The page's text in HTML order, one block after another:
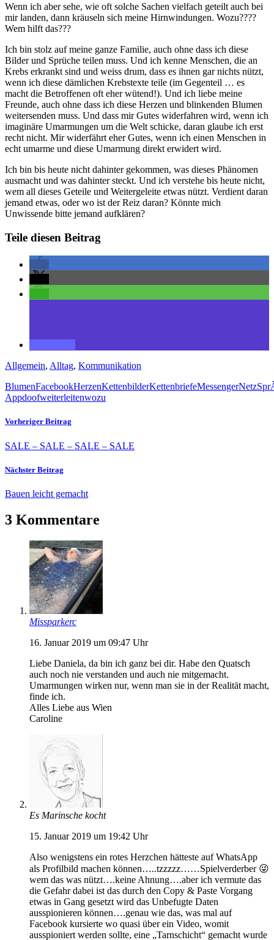
Wenn ich aber sehe, wie oft solche Sachen vielfach geteilt auch bei
mir landen, dann kräuseln sich meine Hirnwindungen. Wozu????
Wem hilft das???
Ich bin stolz auf meine ganze Familie, auch ohne dass ich diese
Bilder und Sprüche teilen muss. Und ich kenne Menschen, die an
Krebs erkrankt sind und weiss drum, dass es ihnen gar nichts nützt,
wenn ich diese dämlichen Krebstexte teile (im Gegenteil … es
macht die Betroffenen oft eher wütend!). Und ich liebe meine
Freunde, auch ohne dass ich diese Herzen und blinkenden Blumen
weitersenden muss. Und dass mir Gutes widerfahren wird, wenn ich
imaginäre Umarmungen um die Welt schicke, daran glaube ich erst
recht nicht. Mir widerfährt eher Gutes, wenn ich einen Menschen in
echt umarme und diese Umarmung direkt erwidert wird.
Ich bin bis heute nicht dahinter gekommen, was dieses Phänomen
ausmacht und was dahinter steckt. Und ich verstehe bis heute nicht,
wem all dieses Geteile und Weitergeleite etwas nützt. Verdient daran
jemand etwas, oder wo ist der Reiz daran? Könnte mich
Unwissende bitte jemand aufklären?
Teile diesen Beitrag
Allgemein, Alltag, Kommunikation
BlumenFacebookHerzenKettenbilderKettenbriefeMessengerNetz
Appdoofweiterleitenwozu
Vorheriger Beitrag
SALE – SALE – SALE – SALE
Nächster Beitrag
Bauen leicht gemacht
3 Kommentare
Missparkerc
16. Januar 2019 um 09:47 Uhr
Liebe Daniela, da bin ich ganz bei dir. Habe den Quatsch
auch noch nie verstanden und auch nie mitgemacht.
Umarmungen wirken nur, wenn man sie in der Realität macht,
finde ich.
Alles Liebe aus Wien
Caroline
Es Marinsche kocht
15. Januar 2019 um 19:42 Uhr
Also wenigstens ein rotes Herzchen hätteste auf WhatsApp
als Profilbild machen können…..tzzzzz……Spielverderber 😜
wem das was nützt….keine Ahnung….aber ich vermute das
die Gefahr dabei ist das durch den Copy & Paste Vorgang
etwas in Gang gesetzt wird das Unbefugte Daten
ausspionieren können….genau wie das, was mal auf
Facebook kursierte wo quasi über ein Video, womit
ausspioniert werden sollte, eine „Tarnschicht“ gemacht wurde